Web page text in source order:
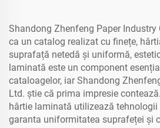
Shandong Zhenfeng Paper Industry
ca un catalog realizat cu finețe,
suprafață netedă și uniformă,
laminată este un component
cataloagelor, iar Shandong
Ltd. știe că prima impresie
hârtie laminată utilizează
garanta uniformitatea suprafeței și